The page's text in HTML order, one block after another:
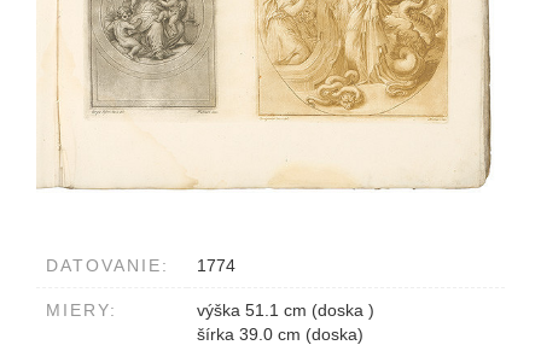
DATOVANIE: 1774
MIERY:
výška 51.1 cm (doska )
šírka 39.0 cm (doska)